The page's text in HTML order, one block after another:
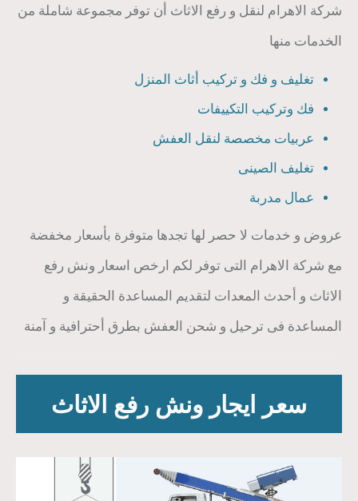
شركة الاهرام لنقل و رفع الاثاث أن توفر مجموعة شاملة من
الخدمات منها
تغليف و فك و تركيب أثاث المنزل
فك وتركيب التكييفات
عربيات مخصصة لنقل العفش
تغليف الصينى
عمال مدربة
عروض و خدمات لا حصر لها تجدها متوفرة بأسعار مخفضة
مع شركة الاهرام التى توفر لكم ارخص اسعار ونش رفع
الاثاث و أحدث المعدات لتقديم المساعدة الحقيقة و
المساعدة فى ترحيل و شحن العفش بطرق أحترافية و آمنة
سعر ايجار ونش رفع الاثاث